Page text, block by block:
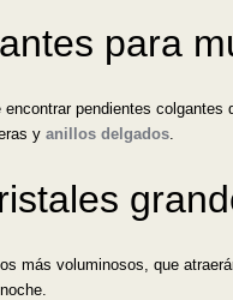
para
pendientes
y anillos delgados.
más voluminosos, que